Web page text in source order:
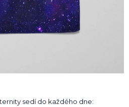
sedí do každého dne: